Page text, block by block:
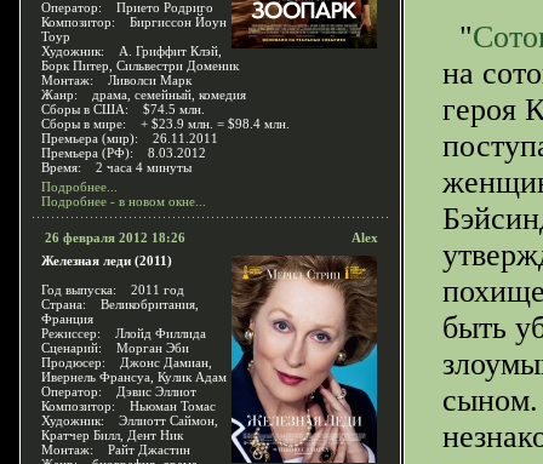
Оператор: Прието Родриго
Композитор: Биргиссон Йоун
Тоур
Художник: А. Гриффит Клэй,
Борк Питер, Сильвестри Доменик
Монтаж: Ливолси Марк
Жанр: драма, семейный, комедия
Сборы в США: $74.5 млн.
Сборы в мире: + $23.9 млн. = $98.4 млн.
Премьера (мир): 26.11.2011
Премьера (РФ): 8.03.2012
Время: 2 часа 4 минуты
Подробнее...
Подробнее - в новом окне...
26 февраля 2012 18:26
Alex
Железная леди (2011)
Год выпуска: 2011 год
Страна: Великобритания,
Франция
Режиссер: Ллойд Филлида
Сценарий: Морган Эби
Продюсер: Джонс Дамиан,
Ивернель Франсуа, Кулик Адам
Оператор: Дэвис Эллиот
Композитор: Ньюман Томас
Художник: Эллиотт Саймон,
Кратчер Билл, Дент Ник
Монтаж: Райт Джастин
"
на
героя
быть
сыном.